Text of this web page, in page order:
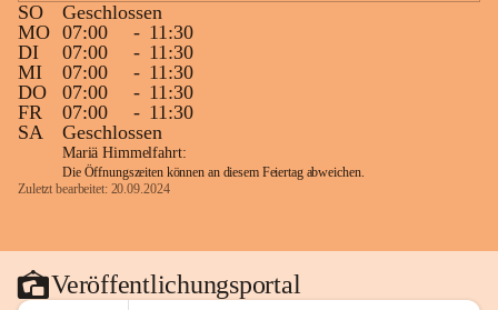
SO
Geschlossen
MO 07:00 - 11:30
DI
07:00 - 11:30
MI
07:00 - 11:30
DO
07:00 - 11:30
FR
07:00 - 11:30
SA
Geschlossen
Mariä Himmelfahrt:
Die Öffnungszeiten können an diesem Feiertag abweichen.
Zuletzt bearbeitet: 20.09.2024
Veröffentlichungsportal